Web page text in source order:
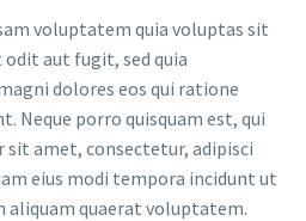
voluptatem quia voluptas sit
aut fugit, sed quia
dolores eos qui ratione
Neque porro quisquam est, qui
sit amet, consectetur, adipisci
eius modi tempora incidunt ut
aliquam quaerat voluptatem.